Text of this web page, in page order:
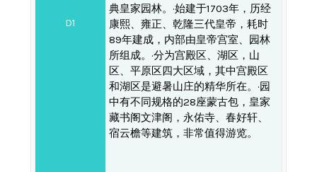
D1
典皇家园林。·始建于1703年，历经
康熙、雍正、乾隆三代皇帝，耗时
89年建成，内部由皇帝宫室、园林
所组成。·分为宫殿区、湖区，山
区、平原区四大区域，其中宫殿区
和湖区是避暑山庄的精华所在。·园
中有不同规格的28座蒙古包，皇家
藏书阁文津阁，永佑寺、春好轩、
宿云檐等建筑，非常值得游览。